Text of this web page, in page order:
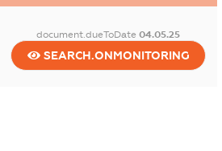
document.dueToDate04.05.25
SEARCH.ONMONITORING